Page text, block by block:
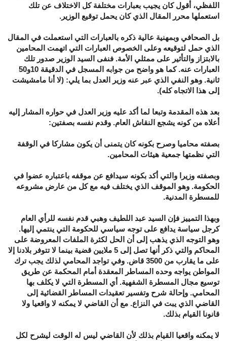
اللفظي، أقول كان يجيب بعبارات مختلفة كل الاختلاف عن تلك
استعملها محرر المقال الذي كان يحمل توقيع الوزير.
بل الصحافي وبمهنية عالية ذكره بالعبارات التي استعملت في المقال
الذي حمل لتوقيعه وعلى الخصوص العبارات التي اتهمت المحامين
بالابتزاز والتأثير على ممثلي الأمة. فنفى السيد الوزير صدور تلك
العبارات عنه. كما هو واضح من جوابه المسجل في الدقيقة 10و50
ثانية. وهو النفي الذي عبر عنه وزير العدل بما يلي: (لا أنا مامشيشت
إلى هذا الاتجاه كله).
بعد هذه المقدمة وتبعا لما أكد عليه وزير العدل في حواره المشار إليه
أعلاه من كونه يشجع النقاش العام. وقدم نفسه بصفتين:
بصفته محاميا وصرح بكونه كان يتمنى أن يكون مشاركا في الوقفة
التي نظمتها جمعية هيئات المحامين.
وبصفته وزيرا والتي أكد بكونه سيدافع عن موقفه باعتباره عضوا في
الحكومة. وهو الموقف الذي يختلف فيه مع كل من عارض مشروعه
للمسطرة المدنية.
وبهذا التمييز فإن السيد عبد اللطيف وهبي قدم نفسه للرأي العام
كرجل سياسة يدافع على توجه سياسي للحكومة التي ينتمي إليها.
وهو التوجه الذي يذهب إلى أن الحل لكثرة الملفات المعروضة على
المحاكم والتي ذكر أنها تصل إلى 5 ملايين قضية بينما لا تتوفر بلادنا إلا
على ما يقارب من 3500 قاض. وفي تواجد المحامي لذلك يجب ترك
المواطن يواجه وحده المساطر المعقدة أمام المحكمة عن طريق
توسيع مجال المسطرة الشفهية. أي المسطرة التي لا يكلف بها
المحامي. وإحالة شرح وتفسير تعقيدات المساطر القضائية إلى
القاضي الذي يبت في النزاع. مع أن القاضي لا يمكنه لا واقعيا ولا
قانونا القيام بذلك.
لا يمكنه واقعيا القيام بذلك لأن القاضي ليس له الوقت ليشرح لكل